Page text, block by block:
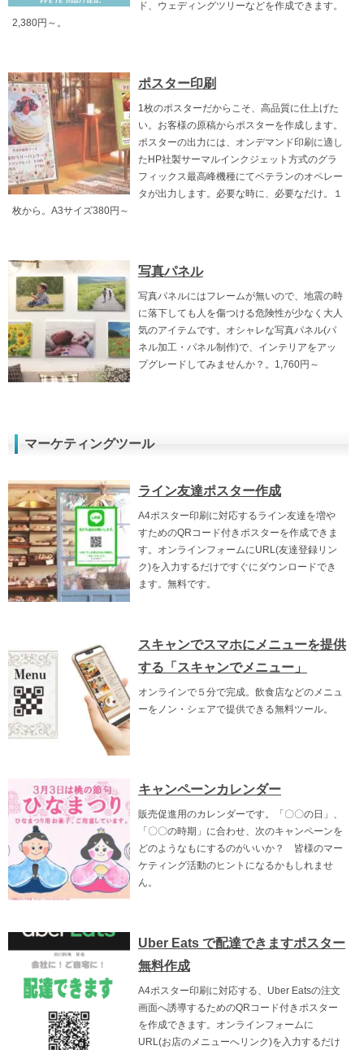
ド、ウェディングツリーなどを作成できます。
2,380円～。
ポスター印刷
1枚のポスターだからこそ、高品質に仕上げた
い。お客様の原稿からポスターを作成します。
ポスターの出力には、オンデマンド印刷に適し
たHP社製サーマルインクジェット方式のグラ
フィックス最高峰機種にてベテランのオペレー
タが出力します。必要な時に、必要なだけ。１
枚から。A3サイズ380円～
写真パネル
写真パネルにはフレームが無いので、地震の時
に落下しても人を傷つける危険性が少なく大人
気のアイテムです。オシャレな写真パネル(パ
ネル加工・パネル制作)で、インテリアをアッ
プグレードしてみませんか？。1,760円～
マーケティングツール
ライン友達ポスター作成
A4ポスター印刷に対応するライン友達を増や
すためのQRコード付きポスターを作成できま
す。オンラインフォームにURL(友達登録リン
ク)を入力するだけですぐにダウンロードでき
ます。無料です。
スキャンでスマホにメニューを提供
する「スキャンでメニュー」
オンラインで５分で完成。飲食店などのメニュ
ーをノン・シェアで提供できる無料ツール。
キャンペーンカレンダー
販売促進用のカレンダーです。「〇〇の日」、
「〇〇の時期」に合わせ、次のキャンペーンを
どのようなもにするのがいいか？ 皆様のマー
ケティング活動のヒントになるかもしれませ
ん。
Uber Eats で配達できますポスター
無料作成
A4ポスター印刷に対応する、Uber Eatsの注文
画面へ誘導するためのQRコード付きポスター
を作成できます。オンラインフォームに
URL(お店のメニューへリンク)を入力するだけ